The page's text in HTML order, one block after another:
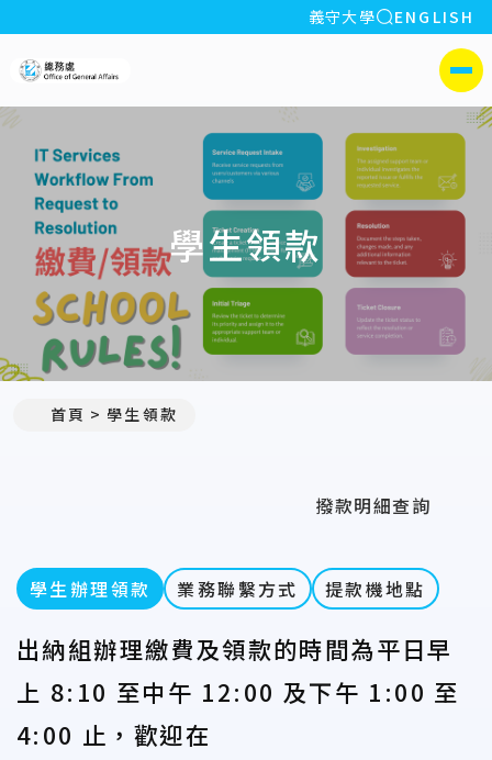
:::
義守大學 全站搜索
ENGLISH
側選單
學生領款
首頁 學生領款
撥款明細查詢
學生辦理領款 業務聯繫方式 提款機地點
出納組辦理繳費及領款的時間為平日早
上 8:10 至中午 12:00 及下午 1:00 至
4:00 止，歡迎在